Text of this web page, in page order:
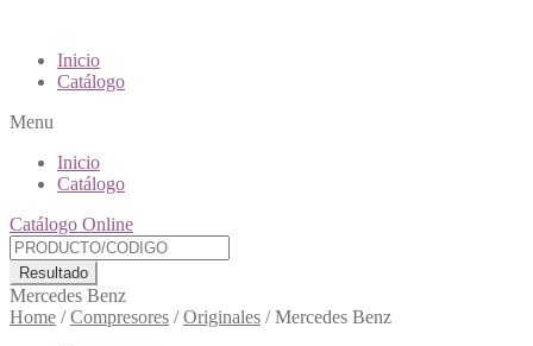
Inicio
Catálogo
Menu
Inicio
Catálogo
Catálogo Online
Resultado
Mercedes Benz
Home /Compresores /Originales /Mercedes Benz